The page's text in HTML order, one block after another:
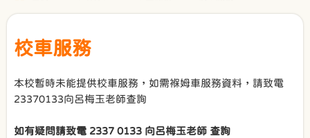
校車服務
本校暫時未能提供校車服務，如需褓姆車服務資料，請致電
23370133向呂梅玉老師查詢
如有疑問請致電 2337 0133 向呂梅玉老師 查詢